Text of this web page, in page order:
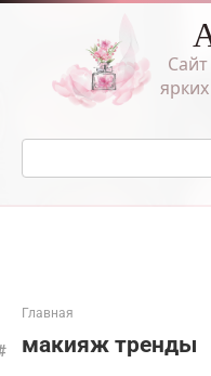
Перейти
Поиск:
Главная
макияж тренды